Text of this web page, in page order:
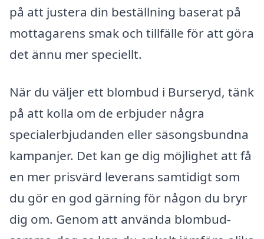
på att justera din beställning baserat på
mottagarens smak och tillfälle för att göra
det ännu mer speciellt.
När du väljer ett blombud i Burseryd, tänk
på att kolla om de erbjuder några
specialerbjudanden eller säsongsbundna
kampanjer. Det kan ge dig möjlighet att få
en mer prisvärd leverans samtidigt som
du gör en god gärning för någon du bryr
dig om. Genom att använda blombud-